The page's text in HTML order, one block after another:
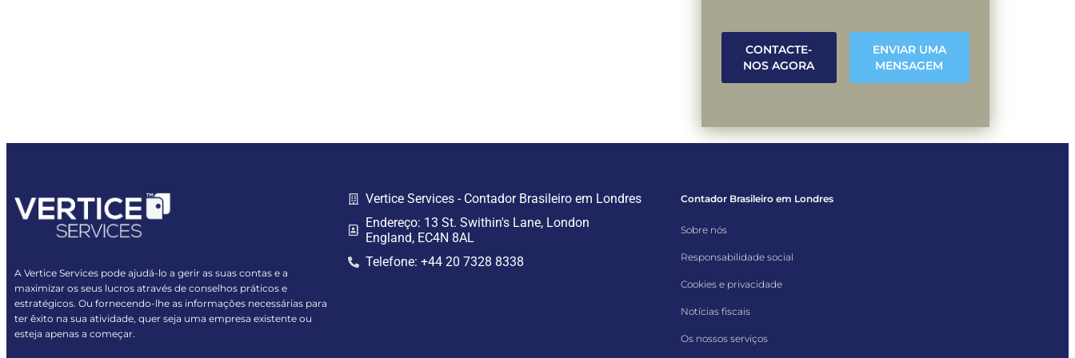
CONTACTE-
NOS AGORA
ENVIAR UMA
MENSAGEM
A Vertice Services pode ajudá-lo a gerir as suas contas e a
maximizar os seus lucros através de conselhos práticos e
estratégicos. Ou fornecendo-lhe as informações necessárias para
ter êxito na sua atividade, quer seja uma empresa existente ou
esteja apenas a começar.
Vertice Services - Contador Brasileiro em Londres
Endereço: 13 St. Swithin's Lane, London
England, EC4N 8AL
Telefone: +44 20 7328 8338
Contador Brasileiro em Londres
Sobre nós
Responsabilidade social
Cookies e privacidade
Notícias fiscais
Os nossos serviços